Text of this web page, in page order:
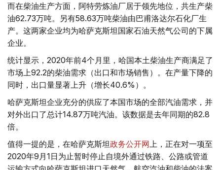
而在柴油生产方面，阿特劳炼油厂居于领先地位，共生产柴
油62.73万吨。另有58.63万吨柴油由巴甫洛达尔石化厂生
产。这两家企业均为哈萨克斯坦国家石油天然气公司的下属
企业。
统计显示，2020年前4个月里，哈国本土柴油生产商满足了
市场上92.2的柴油需求（出口和市场销售）。在产量下降的
同时，出口量显著上升（增长40.6%）。
哈萨克斯坦企业充分的供应了本国市场的全部汽油需求，并
对外出口了总计14.87万吨汽油。该数据是去年同期的82.8
倍。
值得一提的是，在哈萨克斯坦政务公开网 上，正在对一项至
2020年9月1日为止暂时停止自境外通过铁路、公路或管道